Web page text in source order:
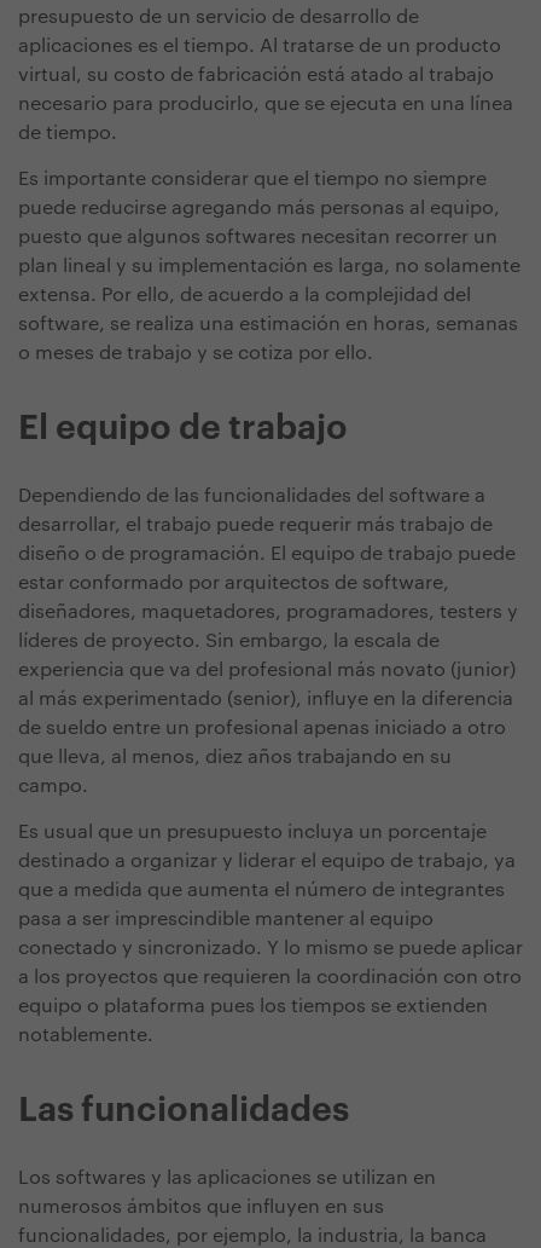
presupuesto de un servicio de desarrollo de
aplicaciones es el tiempo. Al tratarse de un producto
virtual, su costo de fabricación está atado al trabajo
necesario para producirlo, que se ejecuta en una línea
de tiempo.
Es importante considerar que el tiempo no siempre
puede reducirse agregando más personas al equipo,
puesto que algunos softwares necesitan recorrer un
plan lineal y su implementación es larga, no solamente
extensa. Por ello, de acuerdo a la complejidad del
software, se realiza una estimación en horas, semanas
o meses de trabajo y se cotiza por ello.
El equipo de trabajo
Dependiendo de las funcionalidades del software a
desarrollar, el trabajo puede requerir más trabajo de
diseño o de programación. El equipo de trabajo puede
estar conformado por arquitectos de software,
diseñadores, maquetadores, programadores, testers y
líderes de proyecto. Sin embargo, la escala de
experiencia que va del profesional más novato (junior)
al más experimentado (senior), influye en la diferencia
de sueldo entre un profesional apenas iniciado a otro
que lleva, al menos, diez años trabajando en su
campo.
Es usual que un presupuesto incluya un porcentaje
destinado a organizar y liderar el equipo de trabajo, ya
que a medida que aumenta el número de integrantes
pasa a ser imprescindible mantener al equipo
conectado y sincronizado. Y lo mismo se puede aplicar
a los proyectos que requieren la coordinación con otro
equipo o plataforma pues los tiempos se extienden
notablemente.
Las funcionalidades
Los softwares y las aplicaciones se utilizan en
numerosos ámbitos que influyen en sus
funcionalidades, por ejemplo, la industria, la banca